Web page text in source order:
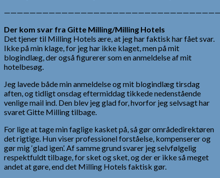
Der kom svar fra Gitte Milling/Milling Hotels
Det tjener til Milling Hotels ære, at jeg har faktisk har fået svar.
Ikke på min klage, for jeg har ikke klaget, men på mit
blogindlæg, der også figurerer som en anmeldelse af mit
hotelbesøg.
Jeg lavede både min anmeldelse og mit blogindlæg tirsdag
aften, og tidligt onsdag eftermiddag tikkede nedenstående
venlige mail ind. Den blev jeg glad for, hvorfor jeg selvsagt har
svaret Gitte Milling tilbage.
For lige at tage min faglige kasket på, så gør områdedirektøren
det rigtige. Hun viser professionel forståelse, kompenserer og
gør mig ‘glad igen’. Af samme grund svarer jeg selvfølgelig
respektfuldt tilbage, for sket og sket, og der er ikke så meget
andet at gøre, end det Milling Hotels faktisk gør.